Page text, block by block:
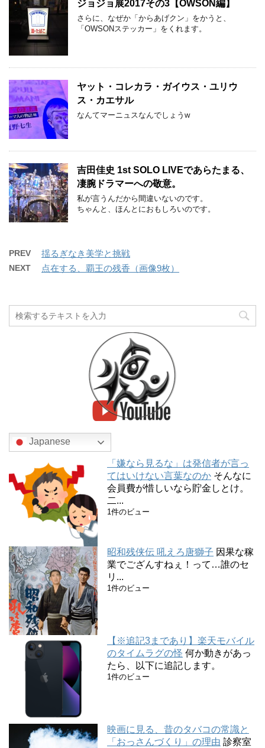
ジョジョ展2017その3【OWSON編】
さらに、なぜか「からあげクン」をかうと、
「OWSONステッカー」をくれます。
ヤット・コレカラ・ガイウス・ユリウ
ス・カエサル
なんてマーニュスなんでしょうw
吉田佳史 1st SOLO LIVEであらたまる、
凄腕ドラマーへの敬意。
私が言うんだから間違いないのです。
ちゃんと、ほんとにおもしろいのです。
PREV 揺るぎなき美学と挑戦
NEXT 点在する、覇王の残香（画像9枚）
Japanese
「嫌なら見るな」は発信者が言っ
てはいけない言葉なのか そんなに
会員費が惜しいなら貯金しとけ。
二...
1件のビュー
昭和残侠伝 吼えろ唐獅子 因果な稼
業でござんすねぇ！って…誰のセ
リ...
1件のビュー
【※追記3まであり】楽天モバイル
のタイムラグの怪 何か動きがあっ
たら、以下に追記します。
1件のビュー
映画に見る、昔のタバコの常識と
「おっさんづくり」の理由 診察室